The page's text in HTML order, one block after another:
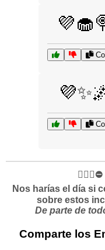
Nos harías el día si
sobre estos
De parte de
Comparte los